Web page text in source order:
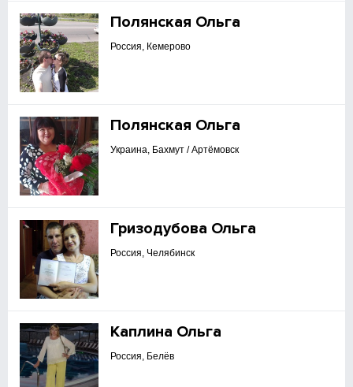
Полянская Ольга
Россия, Кемерово
Полянская Ольга
Украина, Бахмут / Артёмовск
Гризодубова Ольга
Россия, Челябинск
Каплина Ольга
Россия, Белёв